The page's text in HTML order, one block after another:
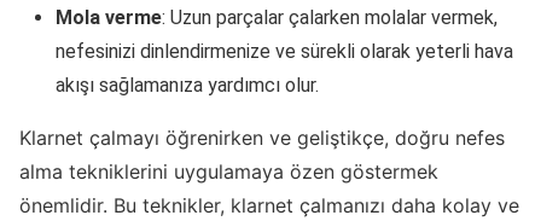
Mola verme: Uzun parçalar çalarken molalar vermek,
nefesinizi dinlendirmenize ve sürekli olarak yeterli hava
akışı sağlamanıza yardımcı olur.
Klarnet çalmayı öğrenirken ve geliştikçe, doğru nefes
alma tekniklerini uygulamaya özen göstermek
önemlidir. Bu teknikler, klarnet çalmanızı daha kolay ve